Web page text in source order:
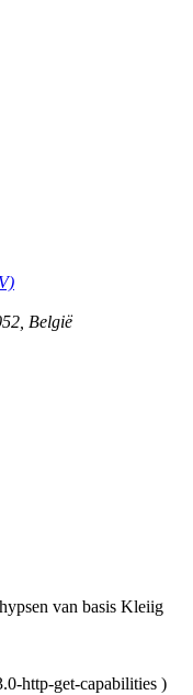
, België
van basis Kleiig
http-get-capabilities )